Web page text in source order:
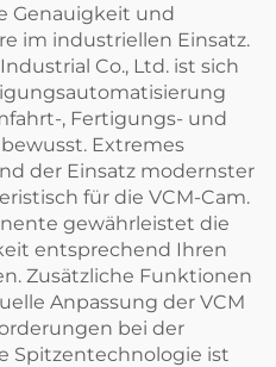
Genauigkeit und
im industriellen Einsatz.
Co., Ltd. ist sich
, Fertigungs- und
Extremes
der Einsatz modernster
für die VCM-Cam.
gewährleistet die
entsprechend Ihren
Zusätzliche Funktionen
Anpassung der VCM
bei der
Spitzentechnologie ist